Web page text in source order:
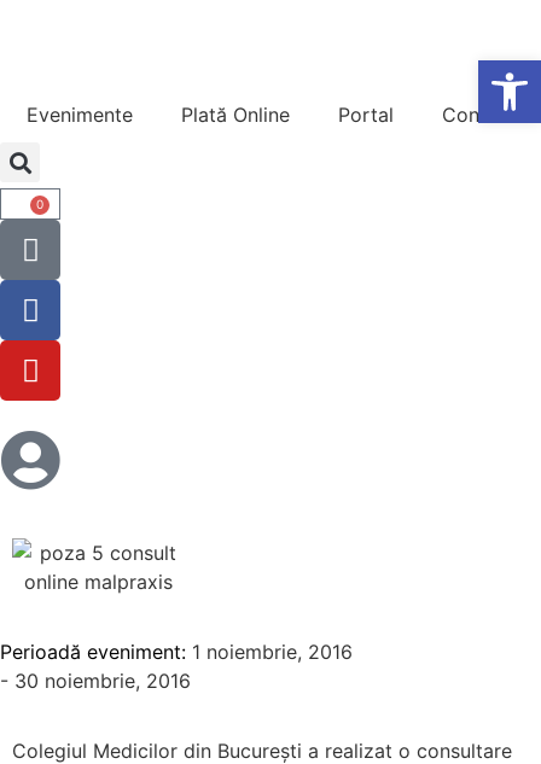
Evenimente Plată Online Portal Contact
0
Perioadă eveniment: 1 noiembrie, 2016
- 30 noiembrie, 2016
Colegiul Medicilor din București a realizat o consultare